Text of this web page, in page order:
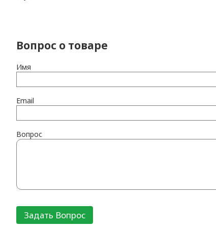
Вопрос о товаре
Имя
Email
Вопрос